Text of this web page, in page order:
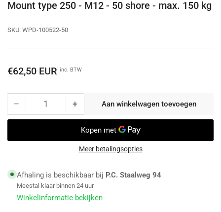
Mount type 250 - M12 - 50 shore - max. 150 kg
SKU: WPD-100522-50
Normale
€62,50 EUR inc. BTW
− Aantal
voor
Airco
-
IM-
Mount
type
Aantal +Aantal
voor
Trillingsdemper
Airco
-
IM-
Mount
type
Aan winkelwagen toevoegen
Meer betalingsopties
Afhaling is beschikbaar bij P.C. Staalweg 94
Meestal klaar binnen 24 uur
Winkelinformatie bekijken